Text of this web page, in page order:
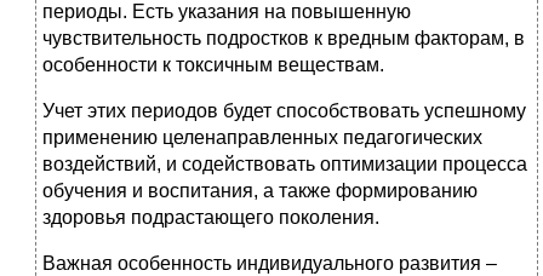
периоды. Есть указания на повышенную
чувствительность подростков к вредным факторам, в
особенности к токсичным веществам.
Учет этих периодов будет способствовать успешному
применению целенаправленных педагогических
воздействий, и содействовать оптимизации процесса
обучения и воспитания, а также формированию
здоровья подрастающего поколения.
Важная особенность индивидуального развития –